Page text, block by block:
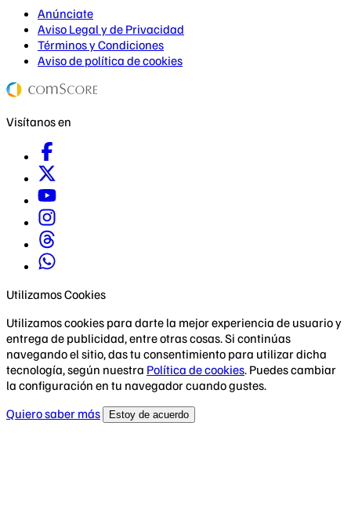
Anúnciate
Aviso Legal y de Privacidad
Términos y Condiciones
Aviso de política de cookies
Visítanos en
Utilizamos Cookies
Utilizamos cookies para darte la mejor experiencia de usuario y
entrega de publicidad, entre otras cosas. Si continúas
navegando el sitio, das tu consentimiento para utilizar dicha
tecnología, según nuestra Política de cookies. Puedes cambiar
la configuración en tu navegador cuando gustes.
Quiero saber más
Estoy de acuerdo